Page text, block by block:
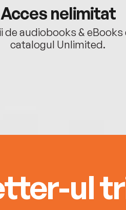
Acces nelimitat
de audiobooks & eBooks
catalogul Unlimited.
ul